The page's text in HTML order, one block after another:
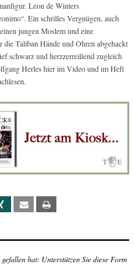
Leon de Winters
Ein schrilles Vergnügen, auch
jungen Moslem und eine
die Taliban Hände und Ohren abgehackt
schwarz und herzzerreißend zugleich
Herles hier im Video und im Heft
Xing Email
hat: Unterstützen Sie diese Form